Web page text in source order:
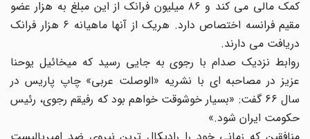
کمک مالی می کند و ۸۶ میلیون فرانک از این مبلغ به هزار عضو
مقیم فرانسه اختصاص دارد. هریک از آنها ماهیانه ۶ هزار فرانک
دریافت می دارند.
روابط نزدیک صدام با رجوی به جایی رسید که میخائیل یوحنا
عزیز در مصاحبه ای با نشریه «الوصلت عربی» چاپ پاریس در
سال ۶۶ گفت: «بسیار خوشوقت خواهم بود که رفیقم رجوی، رئیس
حکومت ایران شود.»